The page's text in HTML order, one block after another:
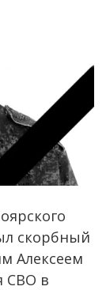
скорбный
Алексеем
СВО в